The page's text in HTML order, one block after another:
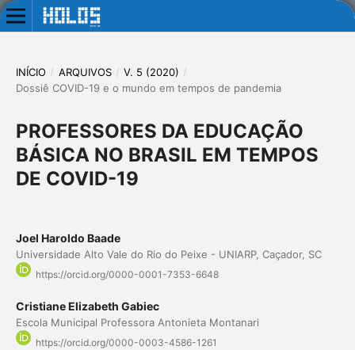
INÍCIO / ARQUIVOS / V. 5 (2020) /
Dossiê COVID-19 e o mundo em tempos de pandemia
PROFESSORES DA EDUCAÇÃO
BÁSICA NO BRASIL EM TEMPOS
DE COVID-19
Joel Haroldo Baade
Universidade Alto Vale do Rio do Peixe - UNIARP, Caçador, SC
https://orcid.org/0000-0001-7353-6648
Cristiane Elizabeth Gabiec
Escola Municipal Professora Antonieta Montanari
https://orcid.org/0000-0003-4586-1261